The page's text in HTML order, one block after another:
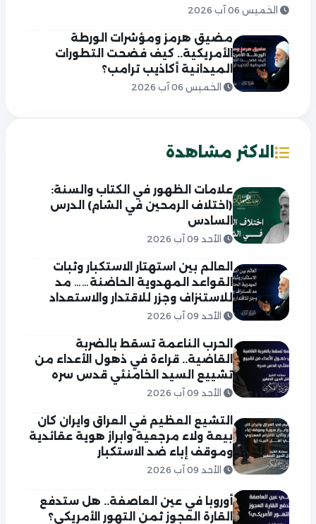
الخميس 06 آب 2026
مضيق هرمز ومؤشرات الورطة
الأمريكية.. كيف فضحت التطورات
الميدانية أكاذيب ترامب؟
الخميس 06 آب 2026
الاكثر مشاهدة
علامات الظهور في الكتاب والسنة:
(اختلاف الرمحين في الشام) الدرس
السادس
الأحد 09 آب 2026
العالم بين استهتار الاستكبار وثبات
القواعد المهدوية الحاضنة…… مد
للاستنزاف وجزر للاقتدار والاستعداد
الأحد 09 آب 2026
الحرب الناعمة تسقط بالضربة
القاضية.. قراءة في ذهول الأعداء من
تشييع السيد الخامنئي قدس سره
الأحد 09 آب 2026
التشيع العظيم في العراق وايران كان
بيعة ولاء مرجعية وابراز هوية عقائدية
وموقف إباء ضد الاستكبار
الأحد 09 آب 2026
أوروبا في عين العاصفة.. هل ستدفع
القارة العجوز ثمن التهور الأمريكي؟